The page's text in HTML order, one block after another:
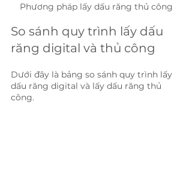
Phương pháp lấy dấu răng thủ công
So sánh quy trình lấy dấu
răng digital và thủ công
Dưới đây là bảng so sánh quy trình lấy
dấu răng digital và lấy dấu răng thủ
công.